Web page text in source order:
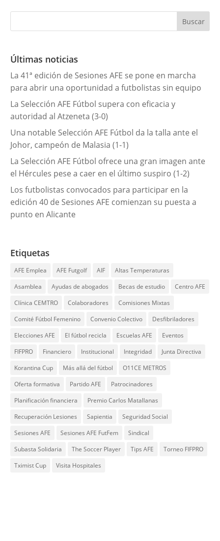
g
r
a
s
Últimas noticias
La 41ª edición de Sesiones AFE se pone en marcha
para abrir una oportunidad a futbolistas sin equipo
La Selección AFE Fútbol supera con eficacia y
autoridad al Atzeneta (3-0)
Una notable Selección AFE Fútbol da la talla ante el
Johor, campeón de Malasia (1-1)
La Selección AFE Fútbol ofrece una gran imagen ante
el Hércules pese a caer en el último suspiro (1-2)
Los futbolistas convocados para participar en la
edición 40 de Sesiones AFE comienzan su puesta a
punto en Alicante
Etiquetas
AFE Emplea AFE Futgolf AIF
Altas Temperaturas
Asamblea
Ayudas de abogados Becas de estudio
Centro AFE
Clínica CEMTRO
Colaboradores
Comisiones Mixtas
Comité Fútbol Femenino
Convenio Colectivo
Desfibriladores
Elecciones AFE
El fútbol recicla Escuelas AFE
Eventos
FIFPRO
Financiero Institucional Integridad
Junta Directiva
Korantina Cup
Más allá del fútbol
O11CE METROS
Oferta formativa
Partido AFE
Patrocinadores
Planificación financiera
Premio Carlos Matallanas
Recuperación Lesiones
Sapientia
Seguridad Social
Sesiones AFE
Sesiones AFE FutFem
Sindical
Subasta Solidaria
The Soccer Player Tips AFE
Torneo FIFPRO
Tximist Cup
Visita Hospitales